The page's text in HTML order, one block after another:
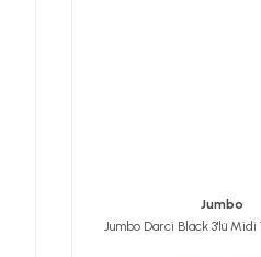
Jumbo
Jumbo Darci Black 3'lü